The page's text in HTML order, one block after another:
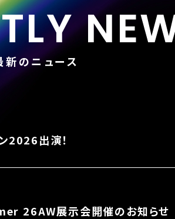
新のニュース
2026出演！
26AW展示会開催のお知らせ